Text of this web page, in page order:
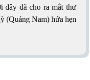
đây đã cho ra mắt thư
(Quảng Nam) hứa hẹn